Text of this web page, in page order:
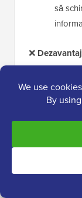
să
❌
Spre
listă,
plătiți
doar